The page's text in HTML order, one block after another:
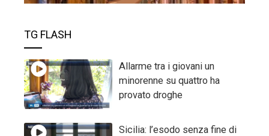
TG FLASH
Allarme tra i giovani un
minorenne su quattro ha
provato droghe
Sicilia: l’esodo senza fine di